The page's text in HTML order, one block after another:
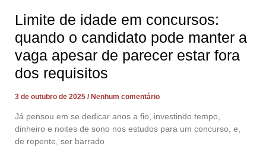
Limite de idade em concursos:
quando o candidato pode manter a
vaga apesar de parecer estar fora
dos requisitos
3 de outubro de 2025 Nenhum comentário
Já pensou em se dedicar anos a fio, investindo tempo,
dinheiro e noites de sono nos estudos para um concurso, e,
de repente, ser barrado